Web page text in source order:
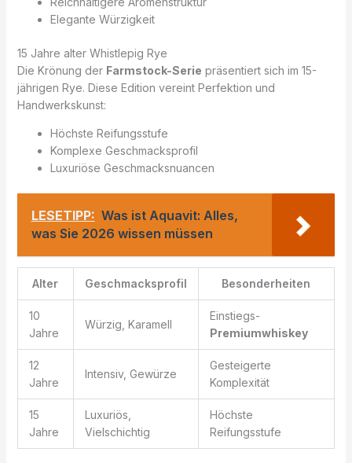
Elegante Würzigkeit
15 Jahre alter Whistlepig Rye
Die Krönung der Farmstock-Serie präsentiert sich im 15-
jährigen Rye. Diese Edition vereint Perfektion und
Handwerkskunst:
Höchste Reifungsstufe
Komplexe Geschmacksprofil
Luxuriöse Geschmacksnuancen
LESETIPP: Was ist Aquavit: Alles,
was Sie 2026 wissen müssen
Alter Geschmacksprofil Besonderheiten
10
Jahre
Würzig, Karamell
Einstiegs-
Premiumwhiskey
12
Jahre
Intensiv, Gewürze
Gesteigerte
Komplexität
15
Jahre
Luxuriös,
Vielschichtig
Höchste
Reifungsstufe